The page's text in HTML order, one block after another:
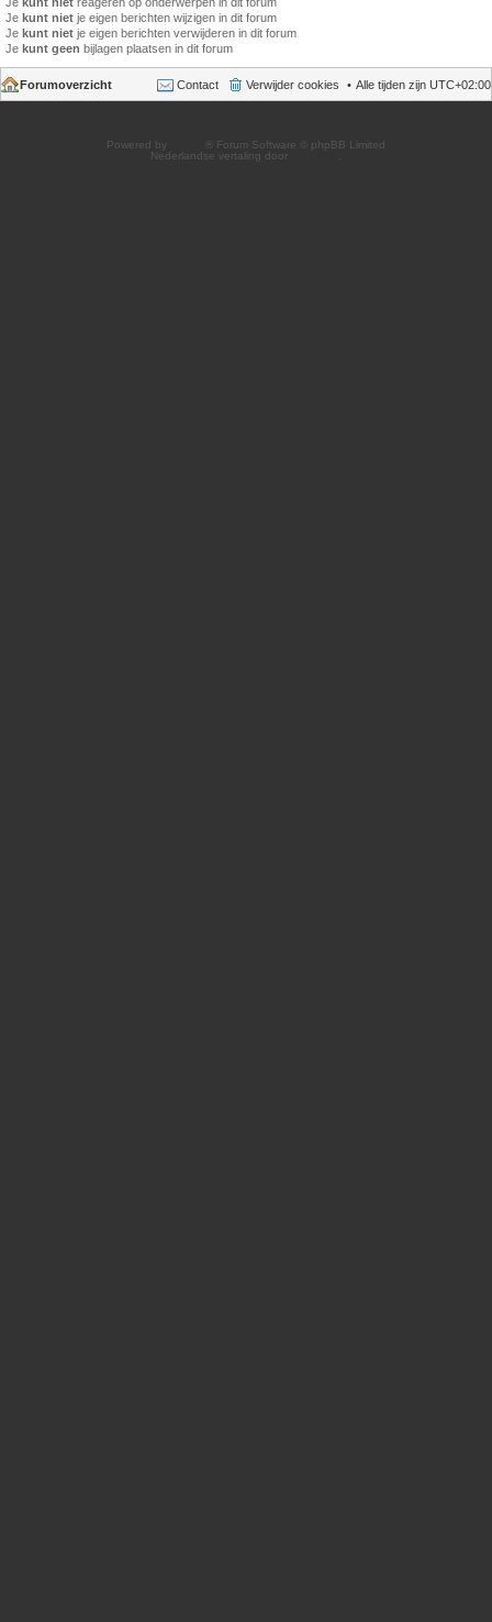
Je kunt niet je eigen berichten wijzigen in dit forum
Je kunt niet je eigen berichten verwijderen in dit forum
Je kunt geen bijlagen plaatsen in dit forum
Forumoverzicht Alle tijden zijn UTC+02:00
Verwijder cookies
Contact
Powered by
® Forum Software © phpBB Limited
Nederlandse vertaling door
.